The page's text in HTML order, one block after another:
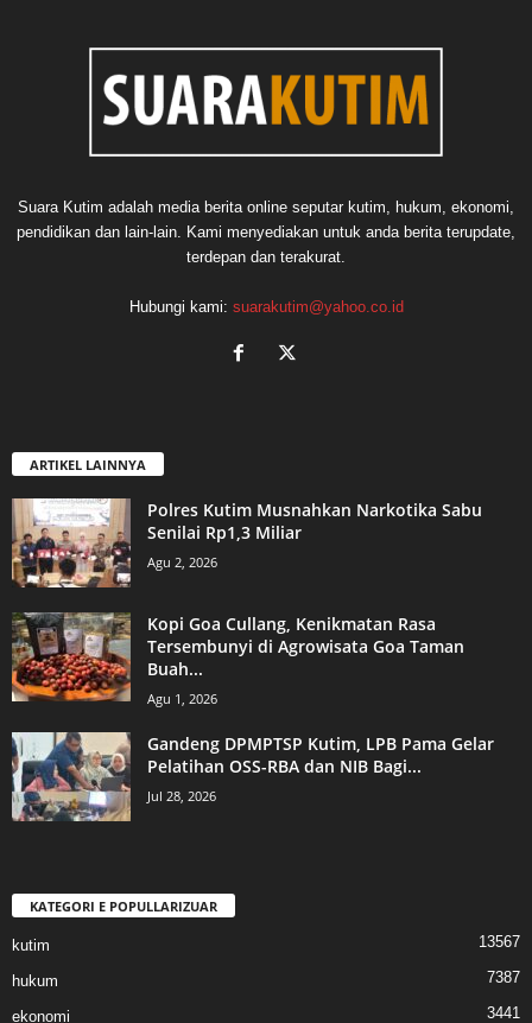
Suara Kutim adalah media berita online seputar kutim, hukum, ekonomi,
pendidikan dan lain-lain. Kami menyediakan untuk anda berita terupdate,
terdepan dan terakurat.
Hubungi kami: suarakutim@yahoo.co.id
ARTIKEL LAINNYA
Polres Kutim Musnahkan Narkotika Sabu
Senilai Rp1,3 Miliar
Agu 2, 2026
Kopi Goa Cullang, Kenikmatan Rasa
Tersembunyi di Agrowisata Goa Taman
Buah...
Agu 1, 2026
Gandeng DPMPTSP Kutim, LPB Pama Gelar
Pelatihan OSS-RBA dan NIB Bagi...
Jul 28, 2026
KATEGORI E POPULLARIZUAR
kutim 13567
hukum 7387
ekonomi 3441